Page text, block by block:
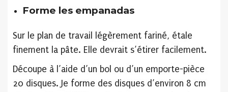
Forme les empanadas
Sur le plan de travail légèrement fariné, étale
finement la pâte. Elle devrait s’étirer facilement.
Découpe à l’aide d’un bol ou d’un emporte-pièce
20 disques. Je forme des disques d’environ 8 cm